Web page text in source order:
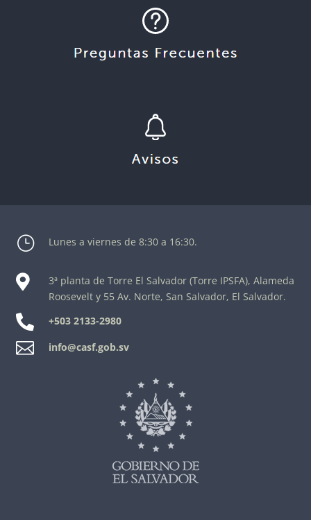
} Lunes a viernes de 8:30 a 16:30.

3ª planta de Torre El Salvador (Torre IPSFA), Alameda
Roosevelt y 55 Av. Norte, San Salvador, El Salvador.
 +503 2133-2980
 info@casf.gob.sv